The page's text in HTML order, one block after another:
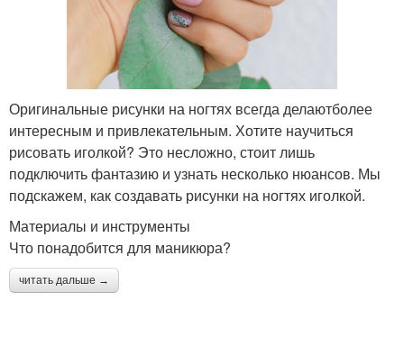
Оригинальные рисунки на ногтях всегда делаютболее
интересным и привлекательным. Хотите научиться
рисовать иголкой? Это несложно, стоит лишь
подключить фантазию и узнать несколько нюансов. Мы
подскажем, как создавать рисунки на ногтях иголкой.
Материалы и инструменты
Что понадобится для маникюра?
читать дальше →